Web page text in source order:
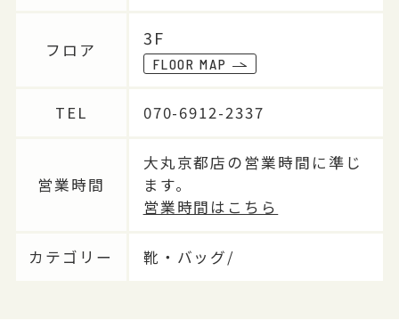
フロア
3F
FLOOR MAP
TEL 070-6912-2337
営業時間
大丸京都店の営業時間に準じ
ます。
営業時間はこちら
カテゴリー 靴・バッグ/